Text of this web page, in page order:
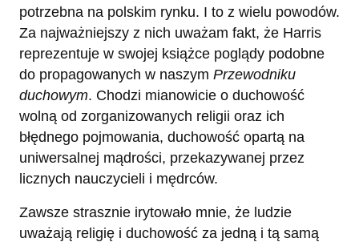
potrzebna na polskim rynku. I to z wielu powodów.
Za najważniejszy z nich uważam fakt, że Harris
reprezentuje w swojej książce poglądy podobne
do propagowanych w naszym Przewodniku
duchowym. Chodzi mianowicie o duchowość
wolną od zorganizowanych religii oraz ich
błędnego pojmowania, duchowość opartą na
uniwersalnej mądrości, przekazywanej przez
licznych nauczycieli i mędrców.
Zawsze strasznie irytowało mnie, że ludzie
uważają religię i duchowość za jedną i tą samą